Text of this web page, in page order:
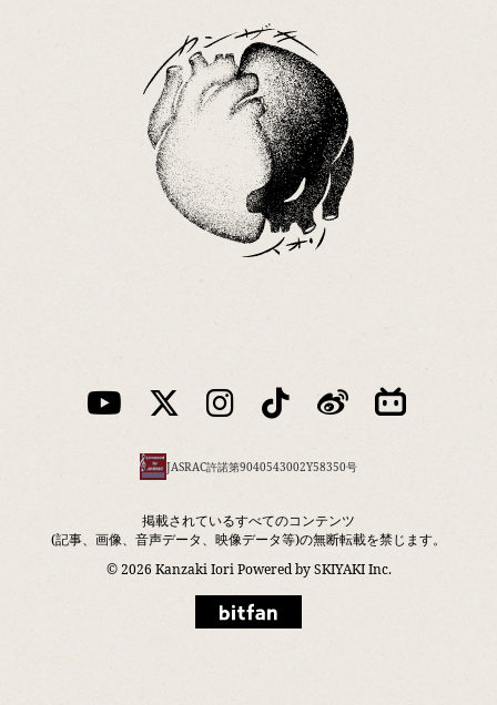
JASRAC許諾第9040543002Y58350号
掲載されているすべてのコンテンツ
(記事、画像、音声データ、映像データ等)の無断転載を禁じます。
© 2026 Kanzaki Iori Powered bySKIYAKI Inc.